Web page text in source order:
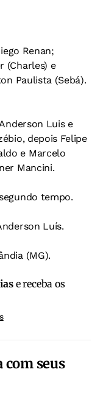
Renan;
(Charles) e
Paulista (Sebá).
Luis e
depois Felipe
e Marcelo
Mancini.
tempo.
Luís.
(MG).
e receba os
seus